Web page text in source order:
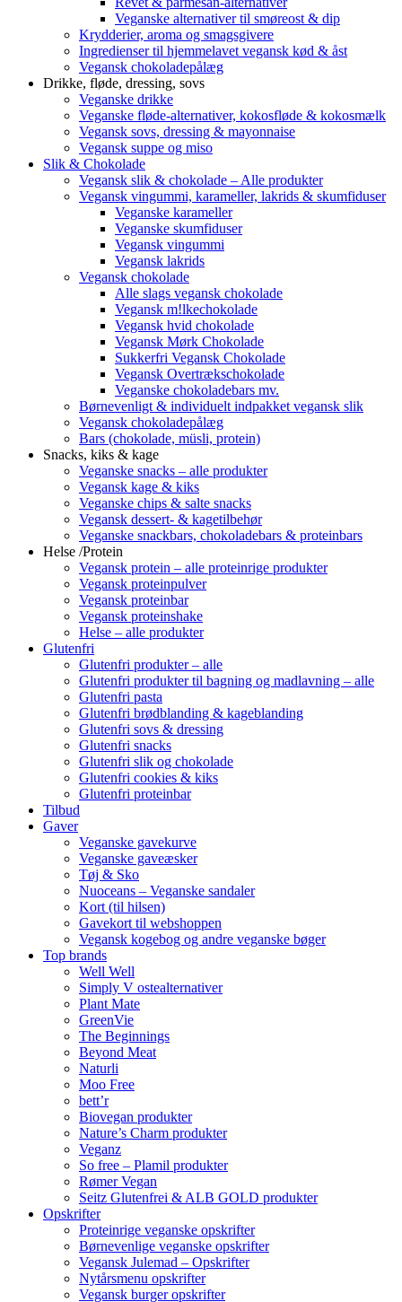
Veganske alternativer til smøreost & dip
Krydderier, aroma og smagsgivere
Ingredienser til hjemmelavet vegansk kød & åst
Vegansk chokoladepålæg
Drikke, fløde, dressing, sovs
Veganske drikke
Veganske fløde-alternativer, kokosfløde & kokosmælk
Vegansk sovs, dressing & mayonnaise
Vegansk suppe og miso
Slik & Chokolade
Vegansk slik & chokolade – Alle produkter
Vegansk vingummi, karameller, lakrids & skumfiduser
Veganske karameller
Veganske skumfiduser
Vegansk vingummi
Vegansk lakrids
Vegansk chokolade
Alle slags vegansk chokolade
Vegansk m!lkechokolade
Vegansk hvid chokolade
Vegansk Mørk Chokolade
Sukkerfri Vegansk Chokolade
Vegansk Overtrækschokolade
Veganske chokoladebars mv.
Børnevenligt & individuelt indpakket vegansk slik
Vegansk chokoladepålæg
Bars (chokolade, müsli, protein)
Snacks, kiks & kage
Veganske snacks – alle produkter
Vegansk kage & kiks
Veganske chips & salte snacks
Vegansk dessert- & kagetilbehør
Veganske snackbars, chokoladebars & proteinbars
Helse /Protein
Vegansk protein – alle proteinrige produkter
Vegansk proteinpulver
Vegansk proteinbar
Vegansk proteinshake
Helse – alle produkter
Glutenfri
Glutenfri produkter – alle
Glutenfri produkter til bagning og madlavning – alle
Glutenfri pasta
Glutenfri brødblanding & kageblanding
Glutenfri sovs & dressing
Glutenfri snacks
Glutenfri slik og chokolade
Glutenfri cookies & kiks
Glutenfri proteinbar
Tilbud
Gaver
Veganske gavekurve
Veganske gaveæsker
Tøj & Sko
Nuoceans – Veganske sandaler
Kort (til hilsen)
Gavekort til webshoppen
Vegansk kogebog og andre veganske bøger
Top brands
Well Well
Simply V ostealternativer
Plant Mate
GreenVie
The Beginnings
Beyond Meat
Naturli
Moo Free
bett’r
Biovegan produkter
Nature’s Charm produkter
Veganz
So free – Plamil produkter
Rømer Vegan
Seitz Glutenfrei & ALB GOLD produkter
Opskrifter
Proteinrige veganske opskrifter
Børnevenlige veganske opskrifter
Vegansk Julemad – Opskrifter
Nytårsmenu opskrifter
Vegansk burger opskrifter